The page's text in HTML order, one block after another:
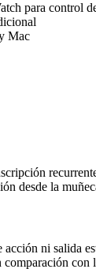
para control
Mac
desde la
ni salida
con